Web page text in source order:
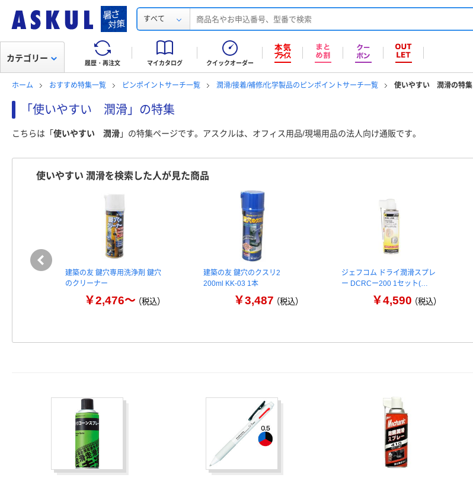
すべて
履歴・再注文 マイカタログ クイックオーダー
カテゴリー
ホーム おすすめ特集一覧 ピンポイントサーチ一覧 潤滑/接着/補修/化学製品のピンポイントサーチ一覧 使いやすい 潤滑の特集
「使いやすい 潤滑」の特集
こちらは「使いやすい 潤滑」の特集ページです。アスクルは、オフィス用品/現場用品の法人向け通販です。
使いやすい 潤滑を検索した人が見た商品
建築の友 鍵穴専用洗浄剤 鍵穴
のクリーナー
￥2,476～（税込）
建築の友 鍵穴のクスリ2
200ml KK-03 1本
￥3,487（税込）
ジェフコム ドライ潤滑スプレ
ー DCRCー200 1セット(…
￥4,590（税込）